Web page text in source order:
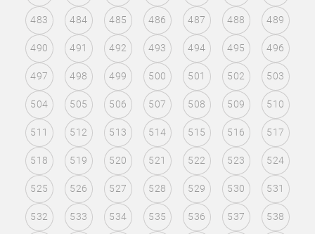
483 484 485 486 487 488 489
490 491 492 493 494 495 496
497 498 499 500 501 502 503
504 505 506 507 508 509 510
511 512 513 514 515 516 517
518 519 520 521 522 523 524
525 526 527 528 529 530 531
532 533 534 535 536 537 538